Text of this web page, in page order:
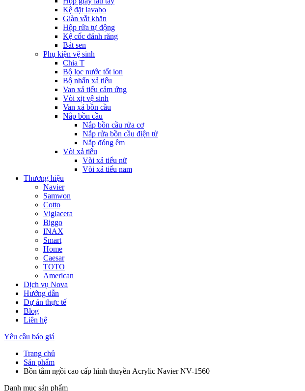
Kệ đặt lavabo
Giàn vắt khăn
Hộp rửa tự động
Kệ cốc đánh răng
Bát sen
Phụ kiện vệ sinh
Chia T
Bộ lọc nước tốt ion
Bộ nhấn xả tiểu
Van xả tiểu cảm ứng
Vòi xịt vệ sinh
Van xả bồn cầu
Nắp bồn cầu
Nắp bồn cầu rửa cơ
Nắp rửa bồn cầu điện tử
Nắp đóng êm
Vòi xả tiểu
Vòi xả tiểu nữ
Vòi xả tiểu nam
Thương hiệu
Navier
Samwon
Cotto
Viglacera
Biggo
INAX
Smart
Home
Caesar
TOTO
American
Dịch vụ Nova
Hướng dẫn
Dự án thực tế
Blog
Liên hệ
Yêu cầu báo giá
Trang chủ
Sản phẩm
Bồn tắm ngồi cao cấp hình thuyền Acrylic Navier NV-1560
Danh mục sản phẩm